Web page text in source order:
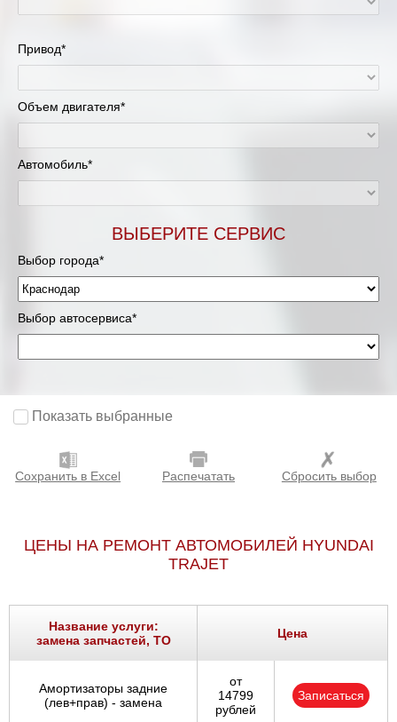
Привод*
Объем двигателя*
Автомобиль*
ВЫБЕРИТЕ СЕРВИС
Выбор города*
Выбор автосервиса*
Показать выбранные
Сохранить в Excel Распечатать Сбросить выбор
ЦЕНЫ НА РЕМОНТ АВТОМОБИЛЕЙ HYUNDAI
TRAJET
Название услуги:
замена запчастей, ТО
Цена
Амортизаторы задние
(лев+прав) - замена
от
14799
рублей
Записаться